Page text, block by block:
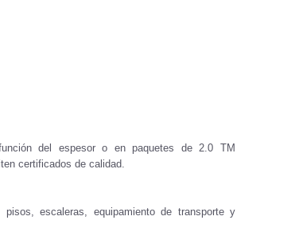
del espesor o en paquetes de 2.0 TM
certificados de calidad.
escaleras, equipamiento de transporte y